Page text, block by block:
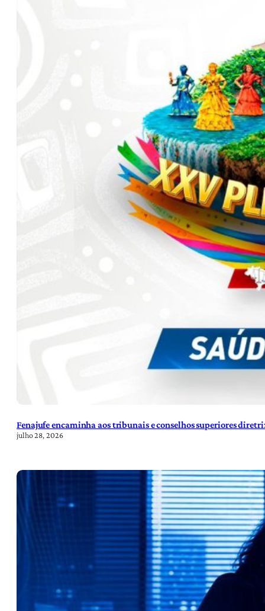
Fenajufe encaminha aos tribunais e conselhos superiores
julho 28, 2026